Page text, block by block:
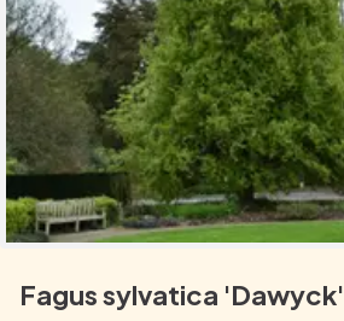
Fagus sylvatica 'Dawyck'